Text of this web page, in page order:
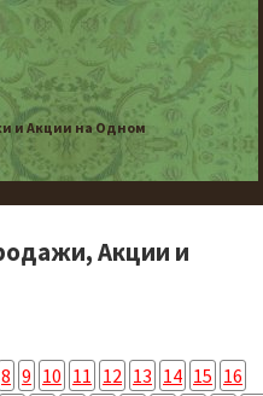
и Акции на Одном
Акции и
8 9 10 11 12 13 14 15 16